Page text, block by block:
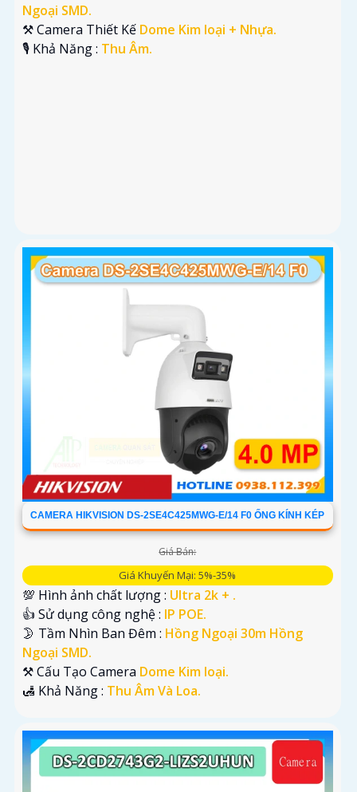
Ngoại SMD.
⚒ Camera Thiết Kế Dome Kim loại + Nhựa.
️🎙 Khả Năng : Thu Âm.
CAMERA HIKVISION DS-2SE4C425MWG-E/14 F0 ỐNG KÍNH KÉP
Giá Bán:
Giá Khuyến Mại: 5%-35%
💯 Hình ảnh chất lượng : Ultra 2k + .
👍 Sử dụng công nghệ : IP POE.
🌛 Tầm Nhìn Ban Đêm : Hồng Ngoại 30m Hồng
Ngoại SMD.
⚒ Cấu Tạo Camera Dome Kim loại.
️🛃 Khả Năng : Thu Âm Và Loa.